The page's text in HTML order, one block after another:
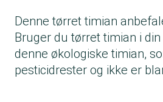
Denne tørret timian
Bruger du tørret timian i
denne økologiske timian,
pesticidrester og ikke er